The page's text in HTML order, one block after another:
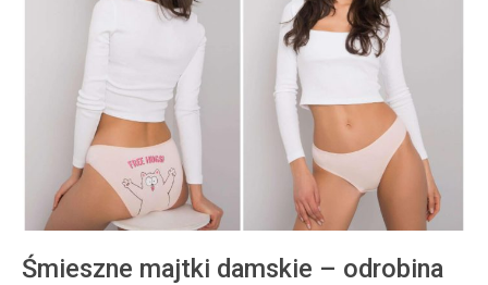
Śmieszne majtki damskie – odrobina